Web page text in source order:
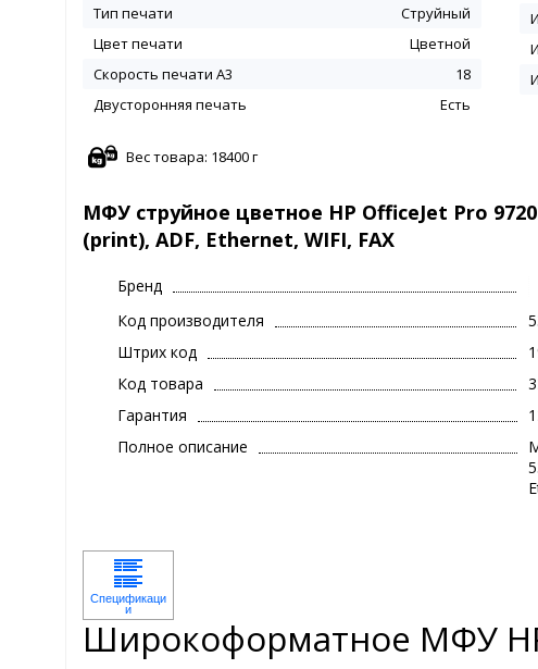
Тип печати
Струйный
Цвет печати
Цветной
Скорость печати A3
18
Двусторонняя печать
Есть
Вес товара: 18400 г
МФУ струйное цветное HP OfficeJet Pro
(print), ADF, Ethernet, WIFI, FAX
Бренд
Код производителя
Штрих код
Код товара
Гарантия
Полное описание
Широкоформатное МФУ